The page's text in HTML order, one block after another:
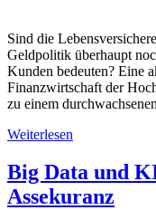
Sind die
Geldpolitik überhaupt
Kunden bedeuten? Eine
Finanzwirtschaft der
zu einem
Weiterlesen
Big Data und
Assekuranz